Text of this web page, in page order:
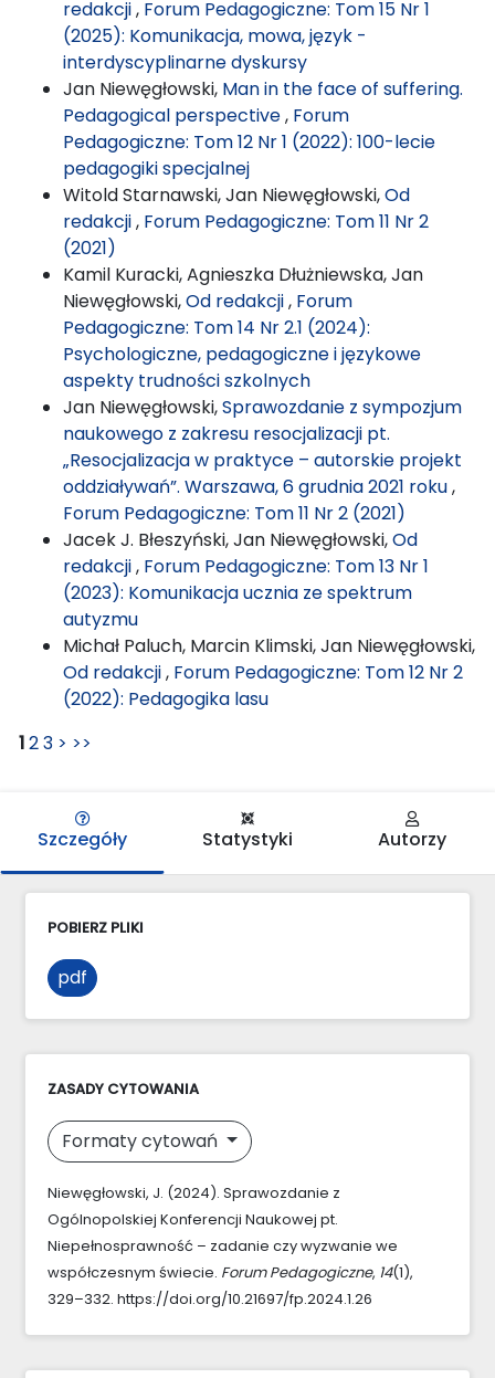
redakcji, Forum Pedagogiczne: Tom 15 Nr 1
(2025): Komunikacja, mowa, język -
interdyscyplinarne dyskursy
Jan Niewęgłowski, Man in the face of suffering.
Pedagogical perspective, Forum
Pedagogiczne: Tom 12 Nr 1 (2022): 100-lecie
pedagogiki specjalnej
Witold Starnawski, Jan Niewęgłowski,Od
redakcji, Forum Pedagogiczne: Tom 11 Nr 2
(2021)
Kamil Kuracki, Agnieszka Dłużniewska, Jan
Niewęgłowski,Od redakcji, Forum
Pedagogiczne: Tom 14 Nr 2.1 (2024):
Psychologiczne, pedagogiczne i językowe
aspekty trudności szkolnych
Jan Niewęgłowski,Sprawozdanie z sympozjum
naukowego z zakresu resocjalizacji pt.
„Resocjalizacja w praktyce – autorskie projekt
oddziaływań”. Warszawa, 6 grudnia 2021 roku,
Forum Pedagogiczne: Tom 11 Nr 2 (2021)
Jacek J. Błeszyński, Jan Niewęgłowski,Od
redakcji, Forum Pedagogiczne: Tom 13 Nr 1
(2023): Komunikacja ucznia ze spektrum
autyzmu
Michał Paluch, Marcin Klimski, Jan Niewęgłowski,
Od redakcji, Forum Pedagogiczne: Tom 12 Nr 2
(2022): Pedagogika lasu
123 > >>
Szczegóły Statystyki Autorzy
POBIERZ PLIKI
pdf
ZASADY CYTOWANIA
Formaty cytowań
Niewęgłowski, J. (2024). Sprawozdanie z
Ogólnopolskiej Konferencji Naukowej pt.
Niepełnosprawność – zadanie czy wyzwanie we
współczesnym świecie. Forum Pedagogiczne, 14(1),
329–332. https://doi.org/10.21697/fp.2024.1.26